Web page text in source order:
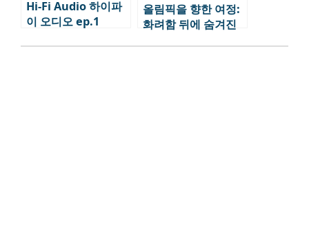
Hi-Fi Audio 하이파
이 오디오 ep.1
올림픽을 향한 여정:
화려함 뒤에 숨겨진